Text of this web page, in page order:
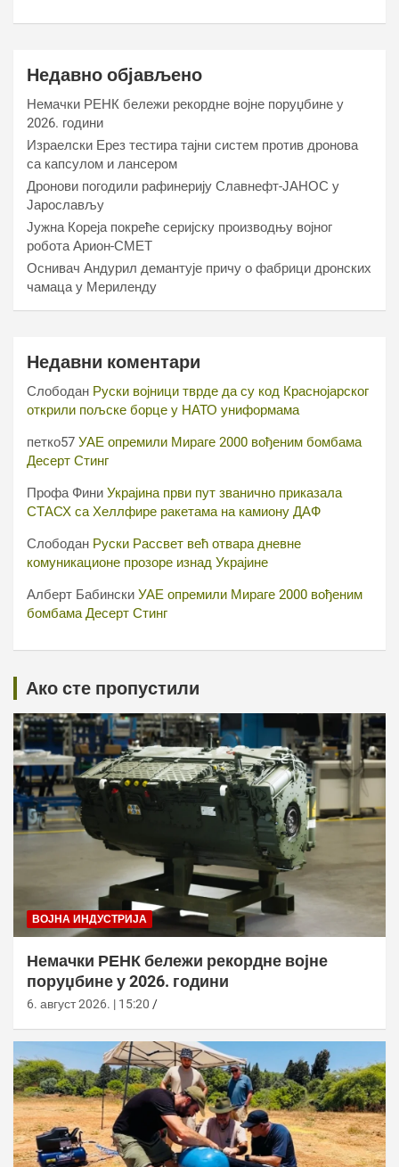
Недавно објављено
Немачки РЕНК бележи рекордне војне поруџбине у
2026. години
Израелски Ерез тестира тајни систем против дронова
са капсулом и лансером
Дронови погодили рафинерију Славнефт-ЈАНОС у
Јарослављу
Јужна Кореја покреће серијску производњу војног
робота Арион-СМЕТ
Оснивач Андурил демантује причу о фабрици дронских
чамаца у Мериленду
Недавни коментари
Слободан Руски војници тврде да су код Краснојарског
открили пољске борце у НАТО униформама
петко57 УАЕ опремили Мираге 2000 вођеним бомбама
Десерт Стинг
Профа Фини Украјина први пут званично приказала
СТАСХ са Хеллфире ракетама на камиону ДАФ
Слободан Руски Рассвет већ отвара дневне
комуникационе прозоре изнад Украјине
Алберт Бабински УАЕ опремили Мираге 2000 вођеним
бомбама Десерт Стинг
Ако сте пропустили
ВОЈНА ИНДУСТРИЈА
Немачки РЕНК бележи рекордне војне
поруџбине у 2026. години
6. август 2026. | 15:20